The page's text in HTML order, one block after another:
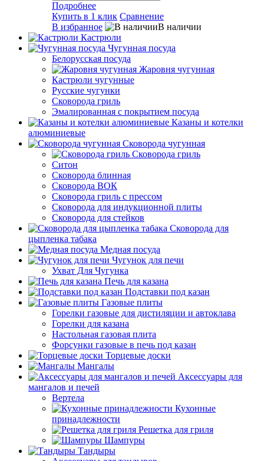
Подробнее
Купить в 1 клик Сравнение
В избранное
В наличии
Кастрюли
Чугунная посуда
Белорусская посуда
Жаровня чугунная
Кастрюли чугунные
Русские чугунки
Сковорода гриль
Эмалированная с покрытием посуда
Казаны и котелки
алюминиевые
Сковорода чугунная
Сковорода гриль
Ситон
Сковорода блинная
Сковорода ВОК
Сковорода гриль с прессом
Сковорода для индукционной плиты
Сковорода для стейков
Сковорода для
цыпленка табака
Медная посуда
Чугунок для печи
Ухват Для Чугунка
Печь для казана
Подставки под казан
Газовые плиты
Горелки газовые для дистиляции и автоклава
Горелки для казана
Настольная газовая плита
Форсунки газовые в печь под казан
Торцевые доски
Мангалы
Аксессуары для
мангалов и печей
Вертела
Кухонные
принадлежности
Решетка для гриля
Шампуры
Тандыры